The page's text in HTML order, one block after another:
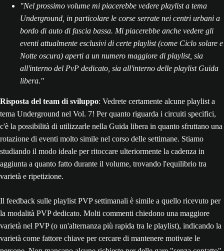
"Nel prossimo volume mi piacerebbe vedere playlist a tema
Underground, in particolare le corse serrate nei centri urbani a
bordo di auto di fascia bassa. Mi piacerebbe anche vedere gli
eventi attualmente esclusivi di certe playlist (come Ciclo solare e
Notte oscura) aperti a un numero maggiore di playlist, sia
all'interno del PvP dedicato, sia all'interno delle playlist Guida
libera."
Risposta del team di sviluppo: Vedrete certamente alcune playlist a
tema Underground nel Vol. 7! Per quanto riguarda i circuiti specifici,
c'è la possibilità di utilizzarle nella Guida libera in quanto sfruttano una
rotazione di eventi molto simile nel corso delle settimane. Stiamo
studiando il modo ideale per ritoccare ulteriormente la cadenza in
aggiunta a quanto fatto durante il volume, trovando l'equilibrio tra
varietà e ripetizione.
Il feedback sulle playlist PVP settimanali è simile a quello ricevuto per
la modalità PVP dedicato. Molti commenti chiedono una maggiore
varietà nel PVP (o un'alternanza più rapida tra le playlist), indicando la
varietà come fattore chiave per cercare di mantenere motivate le